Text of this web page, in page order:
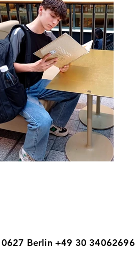
Berlin +49 30 34062696